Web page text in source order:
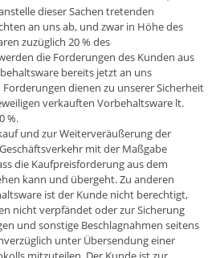
dieser Sachen tretenden
an uns ab, und zwar in Höhe des
zuzüglich 20 % des
die Forderungen des Kunden aus
bereits jetzt an uns
dienen zu unserer Sicherheit
verkauften Vorbehaltsware lt.
%.
und zur Weiterveräußerung der
mit der Maßgabe
die Kaufpreisforderung aus dem
kann und übergeht. Zu anderen
ist der Kunde nicht berechtigt,
nicht verpfändet oder zur Sicherung
und sonstige Beschlagnahmen seitens
unter Übersendung einer